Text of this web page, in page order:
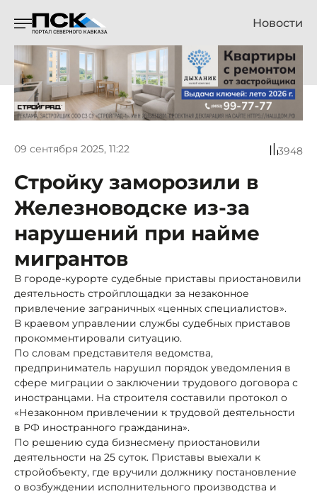
Новости
09 сентября 2025, 11:22 3948
Стройку заморозили в
Железноводске из-за
нарушений при найме
мигрантов
В городе-курорте судебные приставы приостановили
деятельность стройплощадки за незаконное
привлечение заграничных «ценных специалистов».
В краевом управлении службы судебных приставов
прокомментировали ситуацию.
По словам представителя ведомства,
предприниматель нарушил порядок уведомления в
сфере миграции о заключении трудового договора с
иностранцами. На строителя составили протокол о
«Незаконном привлечении к трудовой деятельности
в РФ иностранного гражданина».
По решению суда бизнесмену приостановили
деятельности на 25 суток. Приставы выехали к
стройобъекту, где вручили должнику постановление
о возбуждении исполнительного производства и